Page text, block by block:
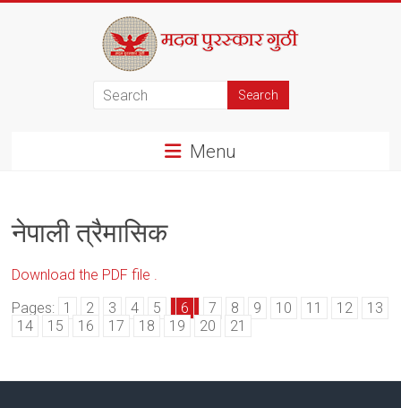
Menu
नेपाली त्रैमासिक
Download the PDF file .
Pages: 1 2 3 4 5 6 7 8 9 10 11 12
13
14
15 16 17 18 19 20 21